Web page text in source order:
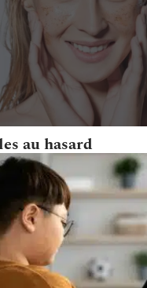
au hasard